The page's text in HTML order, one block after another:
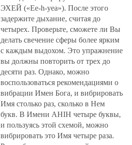
ЭХЕЙ («Ee-h-yea»). После этого
задержите дыхание, считая до
четырех. Проверьте, сможете ли Вы
делать свечение сферы более ярким
с каждым выдохом. Это упражнение
вы должны повторить от трех до
десяти раз. Однако, можно
воспользоваться рекомендациями о
вибрации Имен Бога, и вибрировать
Имя столько раз, сколько в Нем
букв. В Имени AHIH четыре буквы,
и пользуясь этой схемой, можно
вибрировать это Имя четыре раза.